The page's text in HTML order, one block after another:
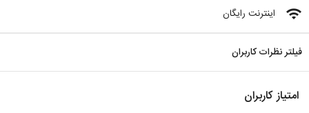
wifi اینترنت رایگان
فیلتر نظرات کاربران
امتیاز کاربران